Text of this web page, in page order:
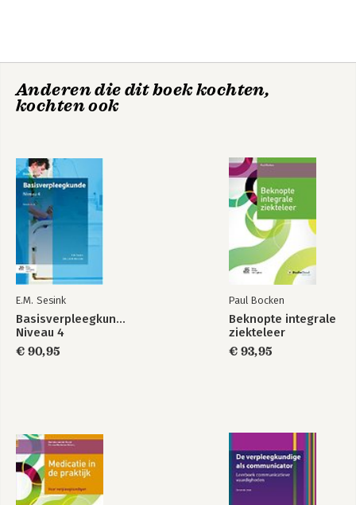
Anderen die dit boek kochten,
kochten ook
E.M. Sesink
Basisverpleegkunde
Niveau 4
€ 90,95
Paul Bocken
Beknopte integrale
ziekteleer
€ 93,95